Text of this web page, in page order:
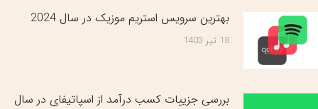
بهترین سرویس‌ استریم موزیک در سال 2024
18 تیر 1403
بررسی جزییات کسب درآمد از اسپاتیفای در سال